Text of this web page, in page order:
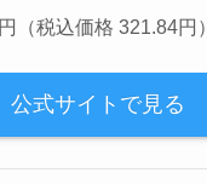
（税込価格 321.84円）
公式サイトで見る